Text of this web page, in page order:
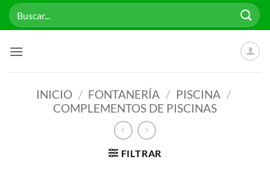
Saltar
Buscar
por:
INICIO / FONTANERÍA / PISCINA /
COMPLEMENTOS DE PISCINAS
FILTRAR